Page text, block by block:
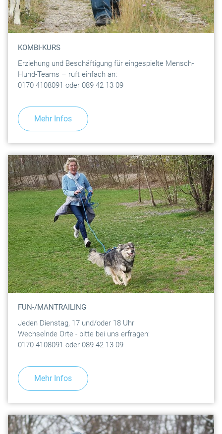
KOMBI-KURS
Erziehung und Beschäftigung für eingespielte Mensch-
Hund-Teams – ruft einfach an:
0170 4108091 oder 089 42 13 09
Mehr Infos
FUN-/MANTRAILING
Jeden Dienstag, 17 und/oder 18 Uhr
Wechselnde Orte - bitte bei uns erfragen:
0170 4108091 oder 089 42 13 09
Mehr Infos